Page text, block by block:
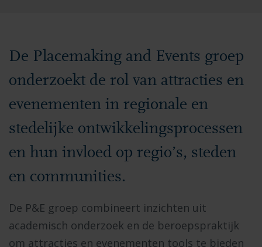
De Placemaking and Events groep
onderzoekt de rol van attracties en
evenementen in regionale en
stedelijke ontwikkelingsprocessen
en hun invloed op regio’s, steden
en communities.
De P&E groep combineert inzichten uit
academisch onderzoek en de beroepspraktijk
om attracties en evenementen tools te bieden